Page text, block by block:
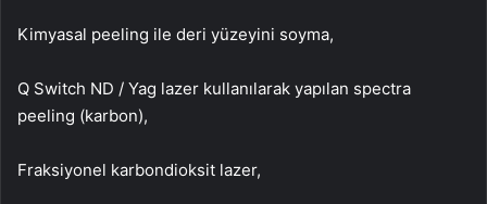
Kimyasal peeling ile deri yüzeyini soyma,
Q Switch ND / Yag lazer kullanılarak yapılan spectra
peeling (karbon),
Fraksiyonel karbondioksit lazer,